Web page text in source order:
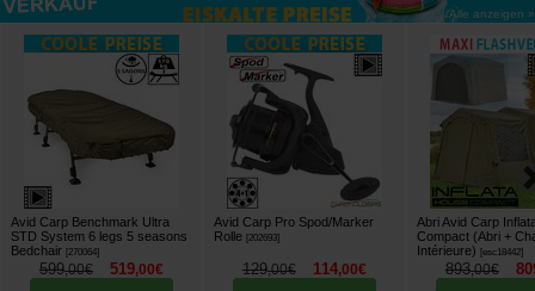
Alle anzeigen »
Avid Carp Benchmark Ultra
STD System 6 legs 5 seasons
Bedchair
270064]
599,00€ 519,00€
Avid Carp Pro Spod/Marker
Rolle
202693]
129,00€ 114,00€
Abri Avid Carp
Compact (Abri +
Intérieure)
[esc18442]
893,00€